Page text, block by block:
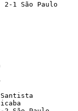
tournament]
Santista